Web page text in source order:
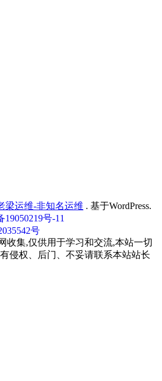
梁运维-非知名运维 . 基于WordPress.
19050219号-11
号
收集,仅供用于学习和交流,本站一切
侵权、后门、不妥请联系本站站长